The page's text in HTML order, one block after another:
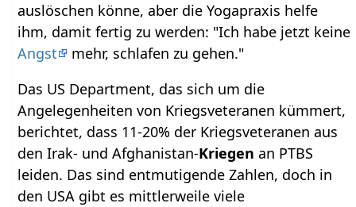
auslöschen könne, aber die Yogapraxis helfe
ihm, damit fertig zu werden: "Ich habe jetzt keine
Angst
mehr, schlafen zu gehen."
Das US Department, das sich um die
Angelegenheiten von Kriegsveteranen kümmert,
berichtet, dass 11-20% der Kriegsveteranen aus
den Irak- und Afghanistan-Kriegen an PTBS
leiden. Das sind entmutigende Zahlen, doch in
den USA gibt es mittlerweile viele